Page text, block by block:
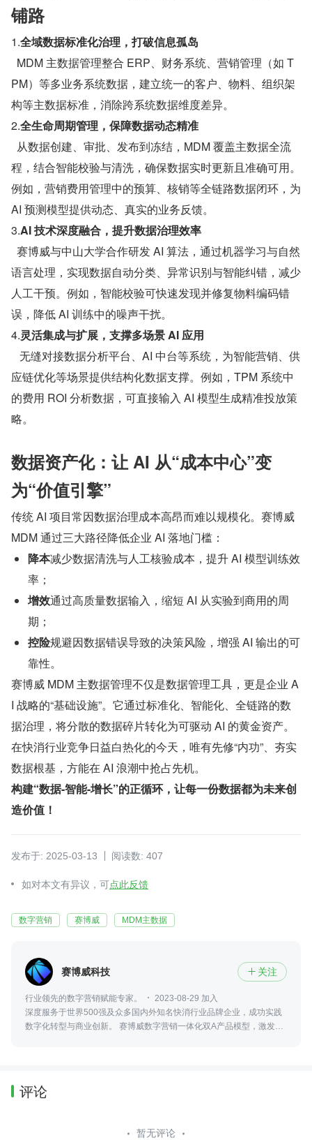
铺路
1.全域数据标准化治理，打破信息孤岛
MDM 主数据管理整合 ERP、财务系统、营销管理（如 T
PM）等多业务系统数据，建立统一的客户、物料、组织架
构等主数据标准，消除跨系统数据维度差异。
2.全生命周期管理，保障数据动态精准
从数据创建、审批、发布到冻结，MDM 覆盖主数据全流
程，结合智能校验与清洗，确保数据实时更新且准确可用。
例如，营销费用管理中的预算、核销等全链路数据闭环，为
AI 预测模型提供动态、真实的业务反馈。
3.AI 技术深度融合，提升数据治理效率
赛博威与中山大学合作研发 AI 算法，通过机器学习与自然
语言处理，实现数据自动分类、异常识别与智能纠错，减少
人工干预。例如，智能校验可快速发现并修复物料编码错
误，降低 AI 训练中的噪声干扰。
4.灵活集成与扩展，支撑多场景 AI 应用
无缝对接数据分析平台、AI 中台等系统，为智能营销、供
应链优化等场景提供结构化数据支撑。例如，TPM 系统中
的费用 ROI 分析数据，可直接输入 AI 模型生成精准投放策
略。
数据资产化：让 AI 从“成本中心”变
为“价值引擎”
传统 AI 项目常因数据治理成本高昂而难以规模化。赛博威
MDM 通过三大路径降低企业 AI 落地门槛：
降本减少数据清洗与人工核验成本，提升 AI 模型训练效
率；
增效通过高质量数据输入，缩短 AI 从实验到商用的周
期；
控险规避因数据错误导致的决策风险，增强 AI 输出的可
靠性。
赛博威 MDM 主数据管理不仅是数据管理工具，更是企业 A
I 战略的“基础设施”。它通过标准化、智能化、全链路的数
据治理，将分散的数据碎片转化为可驱动 AI 的黄金资产。
在快消行业竞争日益白热化的今天，唯有先修“内功”、夯实
数据根基，方能在 AI 浪潮中抢占先机。
构建“数据-智能-增长”的正循环，让每一份数据都为未来创
造价值！
发布于: 2025-03-13 阅读数: 407
如对本文有异议，可点此反馈
数字营销 赛博威 MDM主数据
赛博威科技  关注
行业领先的数字营销赋能专家。
2023-08-29 加入
深度服务于世界500强及众多国内外知名快消行业品牌企业，成功实践
数字化转型与商业创新。 赛博威数字营销一体化双A产品模型，激发企
评论
暂无评论